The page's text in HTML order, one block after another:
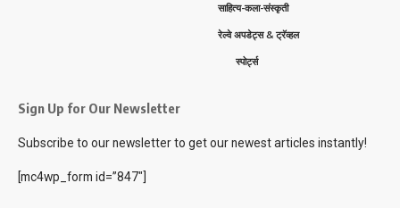
साहित्य-कला-संस्कृती
रेल्वे अपडेट्स & ट्रॅव्हल
स्पोर्ट्स
Sign Up for Our Newsletter
Subscribe to our newsletter to get our newest articles instantly!
[mc4wp_form id=”847″]